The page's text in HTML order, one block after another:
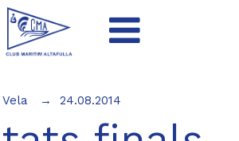
Vela 24.08.2014